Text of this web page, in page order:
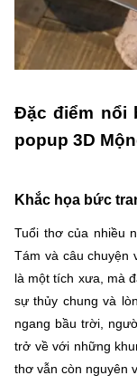
Đặc điểm nổi
popup 3D
Khắc họa bức
Tuổi thơ của nhiều
Tám và câu chuyện
là một tích xưa, mà
sự thủy chung và
ngang bầu trời,
trở về với những
thơ vẫn còn nguyên